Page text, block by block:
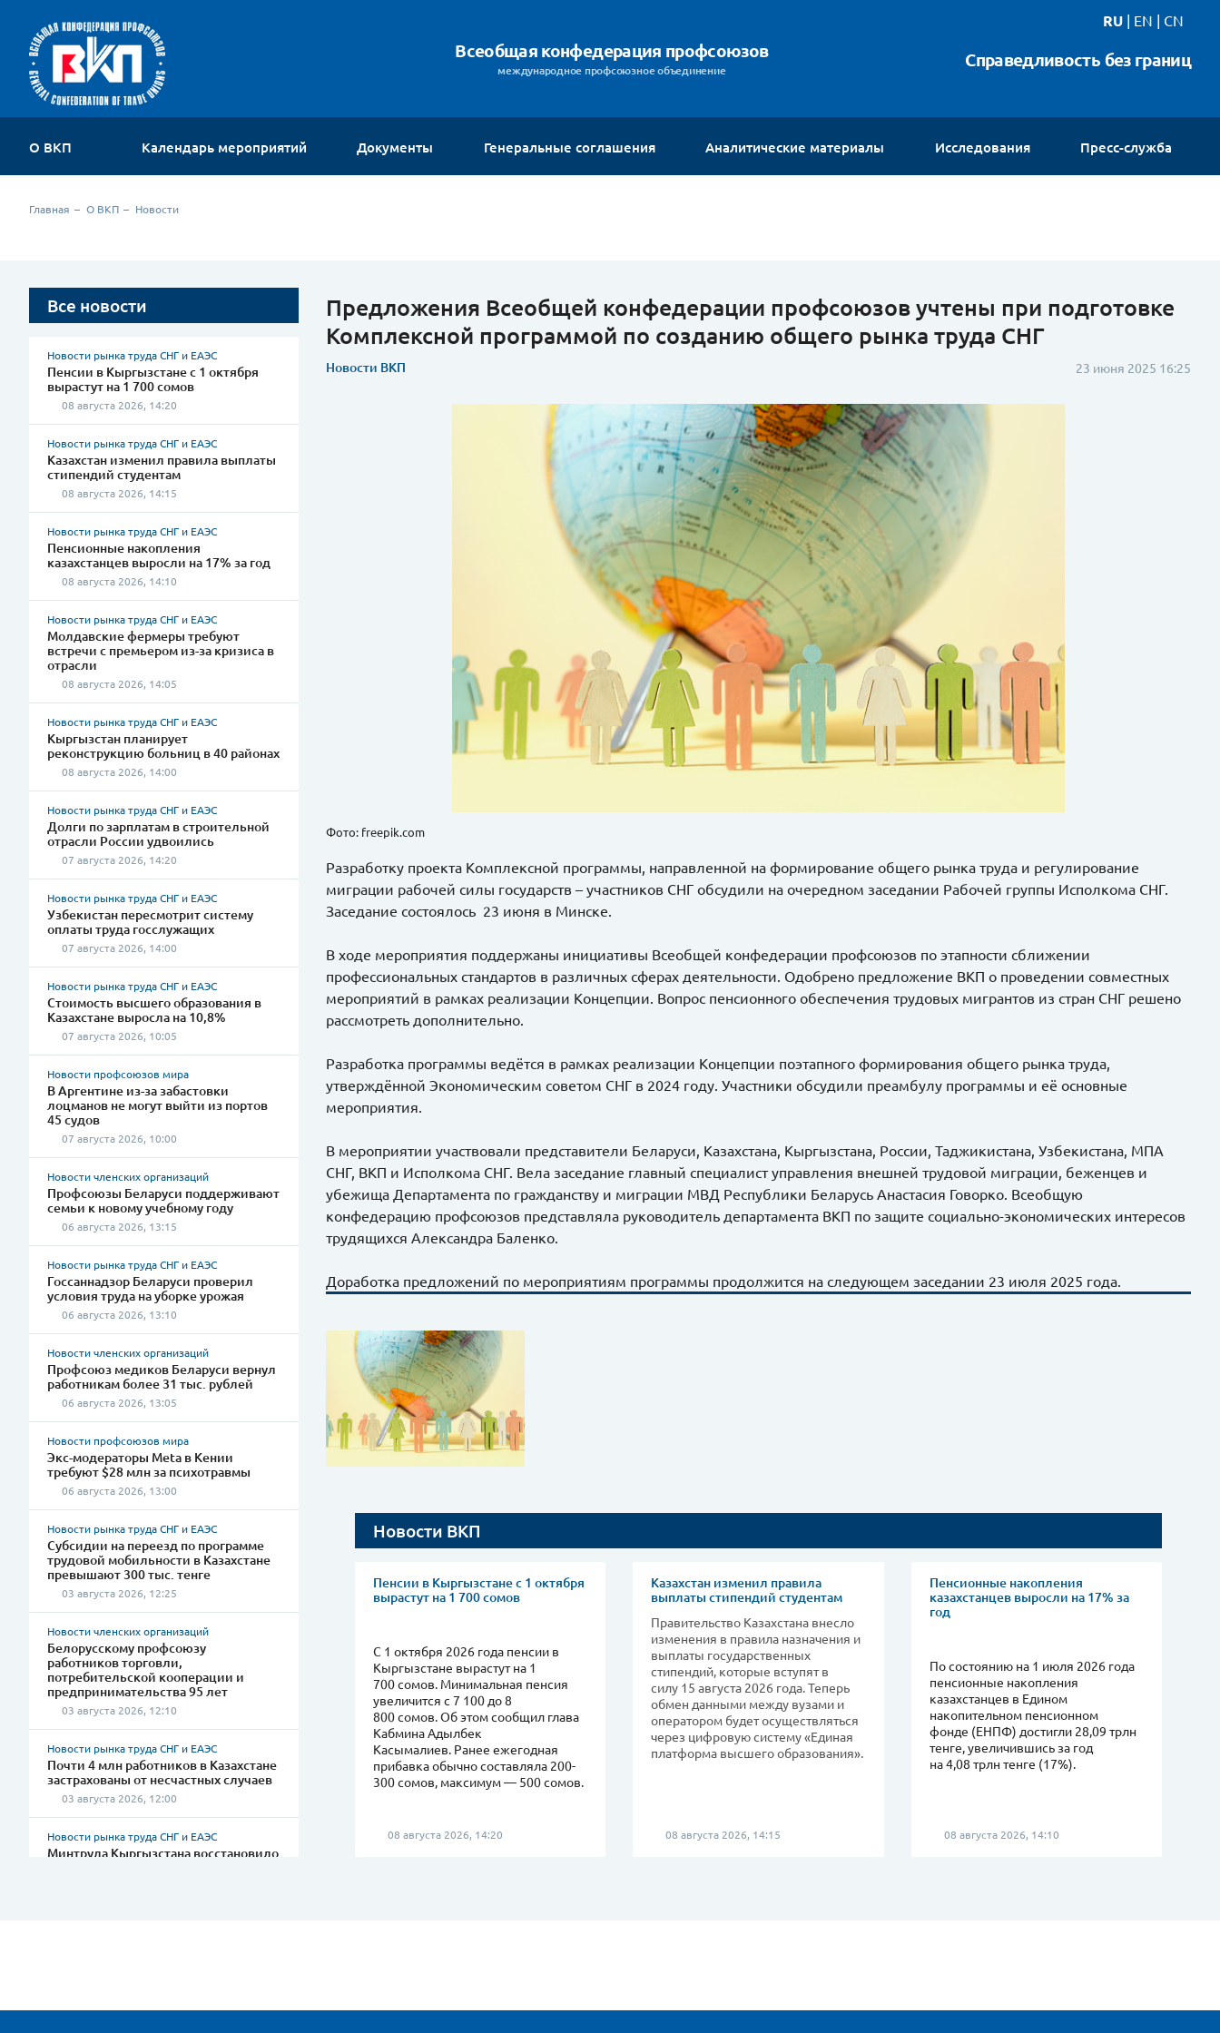
Всеобщая конфедерация профсоюзов
международное профсоюзное объединение Справедливость без границ
RU | EN | CN
О ВКП
Устав
Комиссии ВКП
Молодежный совет
Календарь мероприятий Документы Генеральные соглашения Аналитические материалы Исследования Пресс-служба
Главная О ВКП Новости
Все новости
Новости рынка труда СНГ и ЕАЭС
Пенсии в Кыргызстане с 1 октября
вырастут на 1 700 сомов
08 августа 2026, 14:20
Новости рынка труда СНГ и ЕАЭС
Казахстан изменил правила выплаты
стипендий студентам
08 августа 2026, 14:15
Новости рынка труда СНГ и ЕАЭС
Пенсионные накопления
казахстанцев выросли на 17% за год
08 августа 2026, 14:10
Новости рынка труда СНГ и ЕАЭС
Молдавские фермеры требуют
встречи с премьером из-за кризиса в
отрасли
08 августа 2026, 14:05
Новости рынка труда СНГ и ЕАЭС
Кыргызстан планирует
реконструкцию больниц в 40 районах
08 августа 2026, 14:00
Новости рынка труда СНГ и ЕАЭС
Долги по зарплатам в строительной
отрасли России удвоились
07 августа 2026, 14:20
Новости рынка труда СНГ и ЕАЭС
Узбекистан пересмотрит систему
оплаты труда госслужащих
07 августа 2026, 14:00
Новости рынка труда СНГ и ЕАЭС
Стоимость высшего образования в
Казахстане выросла на 10,8%
07 августа 2026, 10:05
Новости профсоюзов мира
В Аргентине из-за забастовки
лоцманов не могут выйти из портов
45 судов
07 августа 2026, 10:00
Новости членских организаций
Профсоюзы Беларуси поддерживают
семьи к новому учебному году
06 августа 2026, 13:15
Новости рынка труда СНГ и ЕАЭС
Госсаннадзор Беларуси проверил
условия труда на уборке урожая
06 августа 2026, 13:10
Новости членских организаций
Профсоюз медиков Беларуси вернул
работникам более 31 тыс. рублей
06 августа 2026, 13:05
Новости профсоюзов мира
Экс-модераторы Meta в Кении
требуют $28 млн за психотравмы
06 августа 2026, 13:00
Новости рынка труда СНГ и ЕАЭС
Субсидии на переезд по программе
трудовой мобильности в Казахстане
превышают 300 тыс. тенге
03 августа 2026, 12:25
Новости членских организаций
Белорусскому профсоюзу
работников торговли,
потребительской кооперации и
предпринимательства 95 лет
03 августа 2026, 12:10
Новости рынка труда СНГ и ЕАЭС
Почти 4 млн работников в Казахстане
застрахованы от несчастных случаев
03 августа 2026, 12:00
Новости рынка труда СНГ и ЕАЭС
Минтруда Кыргызстана восстановило
Инвестиции в Кыргызстан будут
Предложения Всеобщей конфедерации профсоюзов учтены при подготовке
Комплексной программой по созданию общего рынка труда СНГ
Новости ВКП 23 июня 2025 16:25
Фото: freepik.com
Разработку проекта Комплексной программы, направленной на формирование общего рынка труда и регулирование
миграции рабочей силы государств – участников СНГ обсудили на очередном заседании Рабочей группы Исполкома СНГ.
Заседание состоялось 23 июня в Минске.
В ходе мероприятия поддержаны инициативы Всеобщей конфедерации профсоюзов по этапности сближении
профессиональных стандартов в различных сферах деятельности. Одобрено предложение ВКП о проведении совместных
мероприятий в рамках реализации Концепции. Вопрос пенсионного обеспечения трудовых мигрантов из стран СНГ решено
рассмотреть дополнительно.
Разработка программы ведётся в рамках реализации Концепции поэтапного формирования общего рынка труда,
утверждённой Экономическим советом СНГ в 2024 году. Участники обсудили преамбулу программы и её основные
мероприятия.
В мероприятии участвовали представители Беларуси, Казахстана, Кыргызстана, России, Таджикистана, Узбекистана, МПА
СНГ, ВКП и Исполкома СНГ. Вела заседание главный специалист управления внешней трудовой миграции, беженцев и
убежища Департамента по гражданству и миграции МВД Республики Беларусь Анастасия Говорко. Всеобщую
конфедерацию профсоюзов представляла руководитель департамента ВКП по защите социально-экономических интересов
трудящихся Александра Баленко.
Доработка предложений по мероприятиям программы продолжится на следующем заседании 23 июля 2025 года.
Новости ВКП
Пенсии в Кыргызстане с 1 октября
вырастут на 1 700 сомов
С 1 октября 2026 года пенсии в
Кыргызстане вырастут на 1
700 сомов. Минимальная пенсия
увеличится с 7 100 до 8
800 сомов. Об этом сообщил глава
Кабмина Адылбек
Касымалиев. Ранее ежегодная
прибавка обычно составляла 200-
300 сомов, максимум — 500 сомов.
08 августа 2026, 14:20
Казахстан изменил правила
выплаты стипендий студентам
Правительство Казахстана внесло
изменения в правила назначения и
выплаты государственных
стипендий, которые вступят в
силу 15 августа 2026 года. Теперь
обмен данными между вузами и
оператором будет осуществляться
через цифровую систему «Единая
платформа высшего образования».
08 августа 2026, 14:15
Пенсионные накопления
казахстанцев выросли на 17% за
год
По состоянию на 1 июля 2026 года
пенсионные накопления
казахстанцев в Едином
накопительном пенсионном
фонде (ЕНПФ) достигли 28,09 трлн
тенге, увеличившись за год
на 4,08 трлн тенге (17%).
08 августа 2026, 14:10